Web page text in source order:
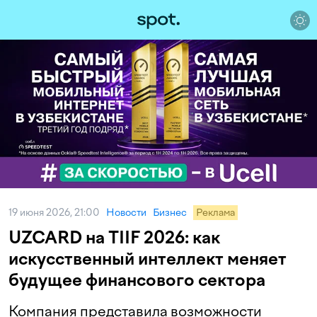
19 июня 2026, 21:00 Новости Бизнес Реклама
UZCARD на TIIF 2026: как
искусственный интеллект меняет
будущее финансового сектора
Компания представила возможности